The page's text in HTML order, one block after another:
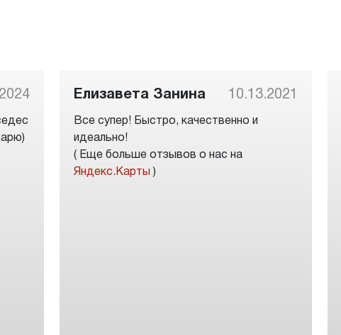
Елизавета Занина 10.13.2021
Все супер! Быстро, качественно и
идеально!
( Еще больше отзывов о нас на
Яндекс.Карты )